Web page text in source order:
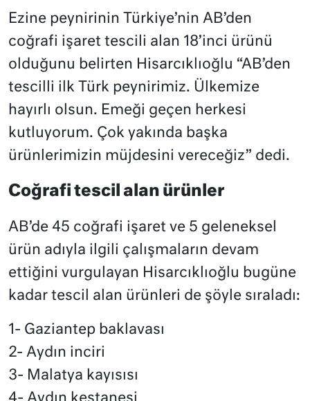
Ezine peynirinin Türkiye’nin AB’den
coğrafi işaret tescili alan 18’inci ürünü
olduğunu belirten Hisarcıklıoğlu “AB’den
tescilli ilk Türk peynirimiz. Ülkemize
hayırlı olsun. Emeği geçen herkesi
kutluyorum. Çok yakında başka
ürünlerimizin müjdesini vereceğiz” dedi.
Coğrafi tescil alan ürünler
AB’de 45 coğrafi işaret ve 5 geleneksel
ürün adıyla ilgili çalışmaların devam
ettiğini vurgulayan Hisarcıklıoğlu bugüne
kadar tescil alan ürünleri de şöyle sıraladı:
1- Gaziantep baklavası
2- Aydın inciri
3- Malatya kayısısı